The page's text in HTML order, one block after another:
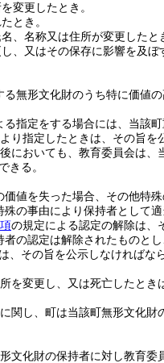
変更したとき。
とき。
、名称又は住所が変更したと
、又はその保存に影響を及ぼ
無形文化財のうち特に価値
る指定をする場合には、当該
り指定したときは、その旨を
においても、教育委員会は
きる。
値を失った場合、その他特
の事由により保持者として
の規定による認定の解除は、
の認定は解除されたものと
、その旨を公示しなければな
を変更し、又は死亡したとき
関し、町は当該町無形文化
文化財の保持者に対し教育